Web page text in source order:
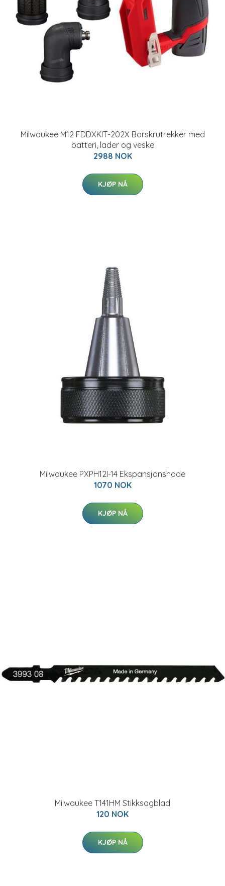
Milwaukee M12 FDDXKIT-202X Borskrutrekker med
batteri, lader og veske
2988 NOK
KJØP NÅ
Milwaukee PXPH12I-14 Ekspansjonshode
1070 NOK
KJØP NÅ
Milwaukee T141HM Stikksagblad
120 NOK
KJØP NÅ